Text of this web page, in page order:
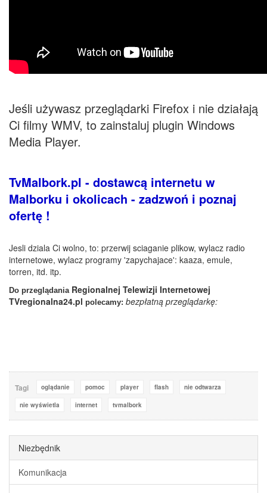
Jeśli używasz przeglądarki Firefox i nie działają
Ci filmy WMV, to zainstaluj plugin Windows
Media Player.
TvMalbork.pl - dostawcą internetu w
Malborku i okolicach - zadzwoń i poznaj
ofertę !
Jesli dziala Ci wolno, to: przerwij sciaganie plikow, wylacz radio
internetowe, wylacz programy 'zapychajace': kaaza, emule,
torren, itd. itp.
Do przeglądania Regionalnej Telewizji Internetowej
TVregionalna24.pl polecamy: bezpłatną przeglądarkę:
Tagi oglądanie pomoc player flash nie odtwarza
nie wyświetla internet tvmalbork
Niezbędnik
Komunikacja